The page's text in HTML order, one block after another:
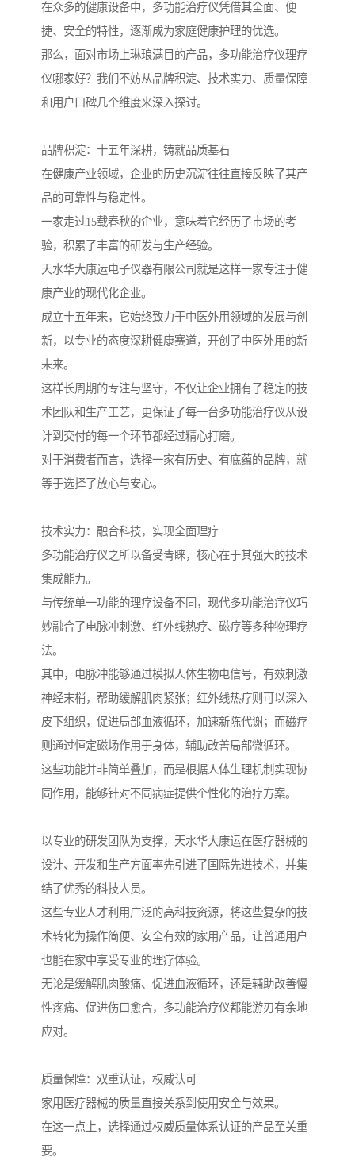
在众多的健康设备中，多功能治疗仪凭借其全面、便
捷、安全的特性，逐渐成为家庭健康护理的优选。
那么，面对市场上琳琅满目的产品，多功能治疗仪理疗
仪哪家好？我们不妨从品牌积淀、技术实力、质量保障
和用户口碑几个维度来深入探讨。
品牌积淀：十五年深耕，铸就品质基石
在健康产业领域，企业的历史沉淀往往直接反映了其产
品的可靠性与稳定性。
一家走过15载春秋的企业，意味着它经历了市场的考
验，积累了丰富的研发与生产经验。
天水华大康运电子仪器有限公司就是这样一家专注于健
康产业的现代化企业。
成立十五年来，它始终致力于中医外用领域的发展与创
新，以专业的态度深耕健康赛道，开创了中医外用的新
未来。
这样长周期的专注与坚守，不仅让企业拥有了稳定的技
术团队和生产工艺，更保证了每一台多功能治疗仪从设
计到交付的每一个环节都经过精心打磨。
对于消费者而言，选择一家有历史、有底蕴的品牌，就
等于选择了放心与安心。
技术实力：融合科技，实现全面理疗
多功能治疗仪之所以备受青睐，核心在于其强大的技术
集成能力。
与传统单一功能的理疗设备不同，现代多功能治疗仪巧
妙融合了电脉冲刺激、红外线热疗、磁疗等多种物理疗
法。
其中，电脉冲能够通过模拟人体生物电信号，有效刺激
神经末梢，帮助缓解肌肉紧张；红外线热疗则可以深入
皮下组织，促进局部血液循环，加速新陈代谢；而磁疗
则通过恒定磁场作用于身体，辅助改善局部微循环。
这些功能并非简单叠加，而是根据人体生理机制实现协
同作用，能够针对不同病症提供个性化的治疗方案。
以专业的研发团队为支撑，天水华大康运在医疗器械的
设计、开发和生产方面率先引进了国际先进技术，并集
结了优秀的科技人员。
这些专业人才利用广泛的高科技资源，将这些复杂的技
术转化为操作简便、安全有效的家用产品，让普通用户
也能在家中享受专业的理疗体验。
无论是缓解肌肉酸痛、促进血液循环，还是辅助改善慢
性疼痛、促进伤口愈合，多功能治疗仪都能游刃有余地
应对。
质量保障：双重认证，权威认可
家用医疗器械的质量直接关系到使用安全与效果。
在这一点上，选择通过权威质量体系认证的产品至关重
要。